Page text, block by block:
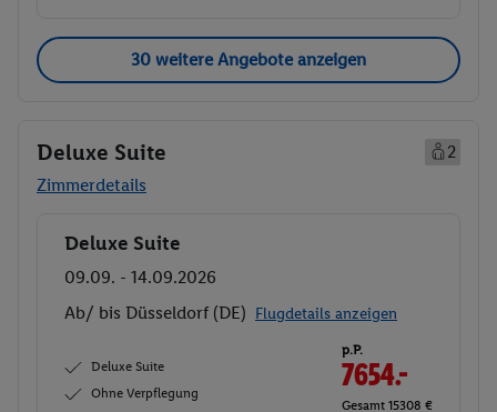
30 weitere Angebote anzeigen
Deluxe Suite
2
Zimmerdetails
Buchen
Deluxe Suite
09.09. - 14.09.2026
Ab/ bis Düsseldorf (DE) Flugdetails anzeigen
Deluxe Suite
Ohne Verpflegung
p.P.
7654.-
Gesamt 15308 €